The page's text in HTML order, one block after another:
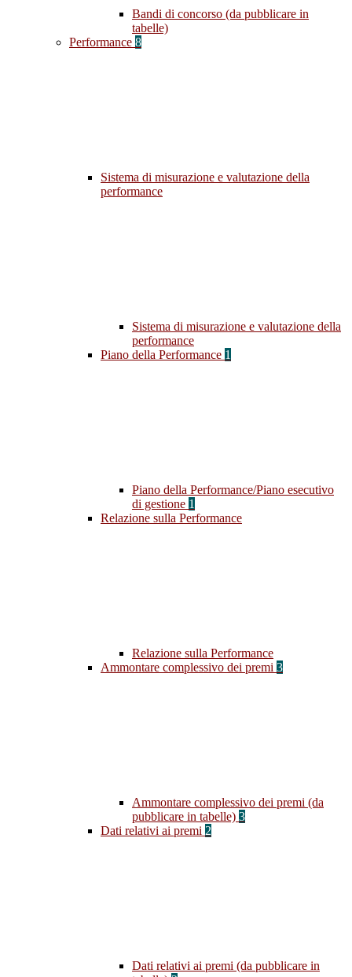
Bandi di concorso (da pubblicare in
tabelle)
Performance 8
Sistema di misurazione e valutazione della
performance
Sistema di misurazione e valutazione della
performance
Piano della Performance 1
Piano della Performance/Piano esecutivo
di gestione 1
Relazione sulla Performance
Relazione sulla Performance
Ammontare complessivo dei premi 3
Ammontare complessivo dei premi (da
pubblicare in tabelle) 3
Dati relativi ai premi 2
Dati relativi ai premi (da pubblicare in